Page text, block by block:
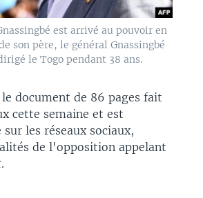
est arrivé au pouvoir en
son père, le général Gnassingbé
le Togo pendant 38 ans.
document de 86 pages fait
cette semaine et est
les réseaux sociaux,
de l'opposition appelant